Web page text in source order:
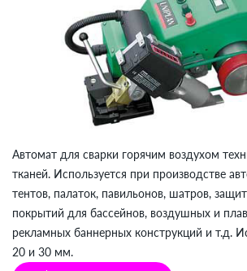
Автомат для сварки горячим воздухом
тканей. Используется при производстве
тентов, палаток, павильонов, шатров,
покрытий для бассейнов, воздушных и
рекламных баннерных конструкций и т.д.
20 и 30 мм.